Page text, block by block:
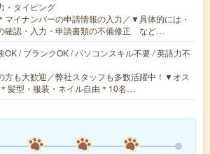
・タイピング
マイナンバーの申請情報の入力／▼具体的には・
確認・入力・申請書類の不備修正 など…
OK / ブランクOK / パソコンスキル不要 / 英語力不
方も大歓迎／弊社スタッフも多数活躍中！▼オス
髪型・服装・ネイル自由＊10名…